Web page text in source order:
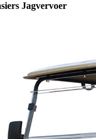
Jagvervoer